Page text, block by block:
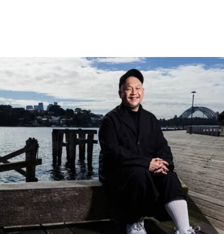
空间，涵盖住宅、公共、市政、社区及文化建筑。
根据联合国教科文组织的说明，这些作品展现了“以
人为本、因地制宜且富有同理心的设计理念，体现
了芬兰对现代建筑的重要贡献”。
入选项目中最早期的代表作之一是位于赫尔辛基的
“阿尔瓦·阿尔托之家”（Aalto House，1936），由
阿尔瓦·阿尔托与其妻子艾诺·阿尔托共同设计，作
为两人的私人住宅。在13项作品中，有5项位于芬
兰首都赫尔辛基，包括文化之家（House of
Culture，1958）活动中心，以及著名的芬兰大厅
（Finlandia Hall，1971），后者兼具会议中心与音
乐厅功能。